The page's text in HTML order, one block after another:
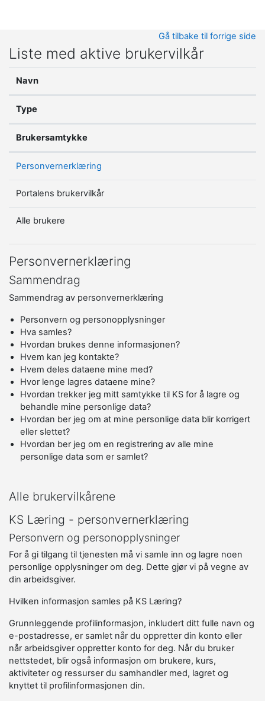
Gå tilbake til forrige side
Liste med aktive brukervilkår
Navn
Type
Brukersamtykke
Personvernerklæring
Portalens brukervilkår
Alle brukere
Personvernerklæring
Sammendrag
Sammendrag av personvernerklæring
Personvern og personopplysninger
Hva samles?
Hvordan brukes denne informasjonen?
Hvem kan jeg kontakte?
Hvem deles dataene mine med?
Hvor lenge lagres dataene mine?
Hvordan trekker jeg mitt samtykke til KS for å lagre og
behandle mine personlige data?
Hvordan ber jeg om at mine personlige data blir korrigert
eller slettet?
Hvordan ber jeg om en registrering av alle mine
personlige data som er samlet?
Alle brukervilkårene
KS Læring - personvernerklæring
Personvern og personopplysninger
For å gi tilgang til tjenesten må vi samle inn og lagre noen
personlige opplysninger om deg. Dette gjør vi på vegne av
din arbeidsgiver.
Hvilken informasjon samles på KS Læring?
Grunnleggende profilinformasjon, inkludert ditt fulle navn og
e-postadresse, er samlet når du oppretter din konto eller
når arbeidsgiver oppretter konto for deg. Når du bruker
nettstedet, blir også informasjon om brukere, kurs,
aktiviteter og ressurser du samhandler med, lagret og
knyttet til profilinformasjonen din.